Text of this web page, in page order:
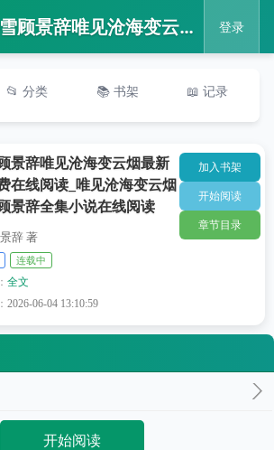
📖 江沁雪顾景辞唯见沧海变云烟最新章节免费在线阅读_唯见沧海变云烟江沁雪顾景辞全集小说在线阅读 登录
📂 分类 📚 书架 📖 记录
景辞唯见沧海变云烟最新
在线阅读_唯见沧海变云烟
景辞全集小说在线阅读
辞 著
连载中
全文
2026-06-04 13:10:59
加入书架
开始阅读
章节目录
开始阅读